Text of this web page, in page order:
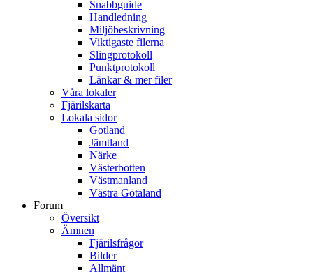
Snabbguide
Handledning
Miljöbeskrivning
Viktigaste filerna
Slingprotokoll
Punktprotokoll
Länkar & mer filer
Våra lokaler
Fjärilskarta
Lokala sidor
Gotland
Jämtland
Närke
Västerbotten
Västmanland
Västra Götaland
Forum
Översikt
Ämnen
Fjärilsfrågor
Bilder
Allmänt